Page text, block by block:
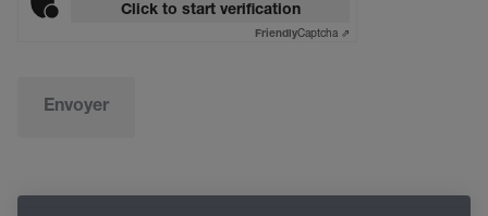
Click to start verification
FriendlyCaptcha ⇗
Envoyer